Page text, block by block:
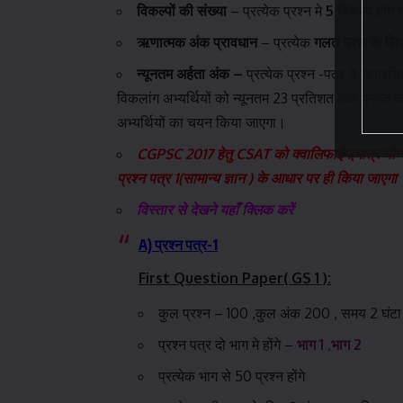
विकल्पों की संख्या – प्रत्येक प्रश्न मे 5 विकल्प
ऋणात्मक अंक प्रावधान– प्रत्येक गलत उत्तर के
न्यूनतम अर्हता अंक– प्रत्येक प्रश्न -पत्र में
विकलांग अभ्यर्थियों को न्यूनतम 23 प्रतिशत अंक प्राप्त
अभ्यर्थियों का चयन किया जाएगा।
CGPSC 2017 हेतु CSAT को क्वालिफाइंग(मात्र
प्रश्न पत्र 1(सामान्य ज्ञान ) के आधार पर ही किया जाएगा
विस्तार से देखने यहाँ क्लिक करें
A) प्रश्न पत्र-1
First Question Paper( GS 1 ):
कुल प्रश्न – 100 ,कुल अंक 200 , समय 2 घंटा
प्रश्न पत्र दो भाग मे होंगे – भाग 1 ,भाग 2
प्रत्येक भाग से 50 प्रश्न होंगे